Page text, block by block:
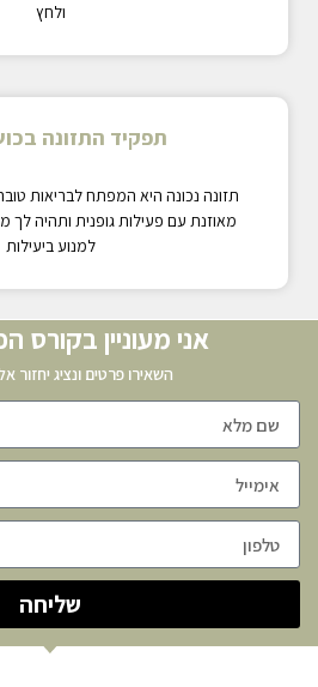
ולחץ
תפקיד התזונה
תזונה נכונה היא המפתח לבריאות
מאוזנת עם פעילות גופנית ותהיה לך
למנוע ביעילות
אני מעוניין בקורס
השאירו פרטים ונציג
שליחה